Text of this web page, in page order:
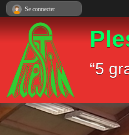
“5
Se connecter
Panneau de gestion des cookies